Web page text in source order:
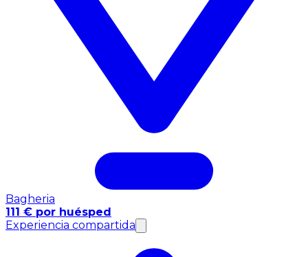
Bagheria
111 € por huésped
Experiencia compartida